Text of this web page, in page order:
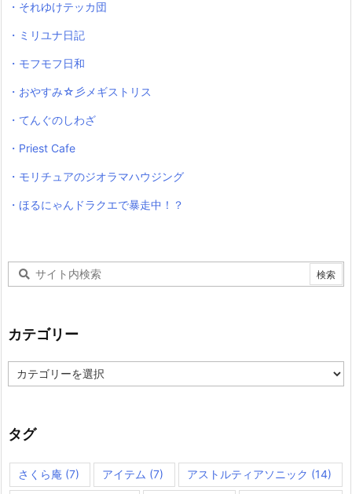
・それゆけテッカ団
・ミリユナ日記
・モフモフ日和
・おやすみ☆彡メギストリス
・てんぐのしわざ
・Priest Cafe
・モリチュアのジオラマハウジング
・ほるにゃんドラクエで暴走中！？
カテゴリー
テ
ー
タグ
さくら庵 (7) アイテム (7) アストルティアソニック (14)